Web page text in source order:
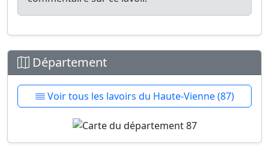
Département
Voir tous les lavoirs du Haute-Vienne (87)